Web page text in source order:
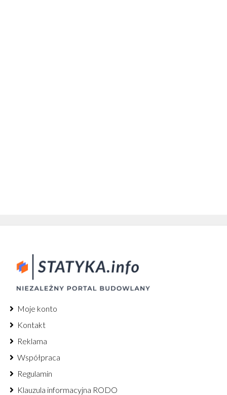
Moje konto
Kontakt
Reklama
Współpraca
Regulamin
Klauzula informacyjna RODO